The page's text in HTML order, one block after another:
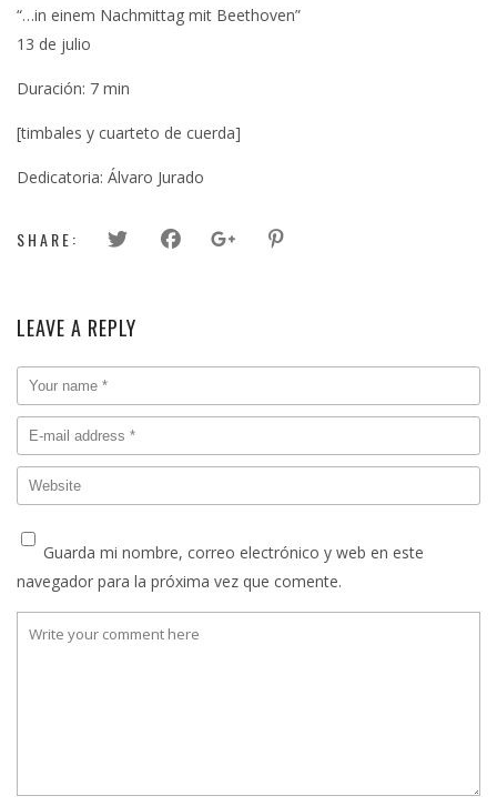
“…in einem Nachmittag mit Beethoven”
13 de julio
Duración: 7 min
[timbales y cuarteto de cuerda]
Dedicatoria: Álvaro Jurado
SHARE:
LEAVE A REPLY
Guarda mi nombre, correo electrónico y web en este
navegador para la próxima vez que comente.